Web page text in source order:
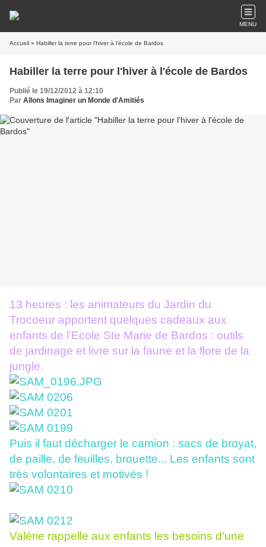
MENU
Accueil » Habiller la terre pour l'hiver à l'école de Bardos
Habiller la terre pour l'hiver à l'école de Bardos
Publié le 19/12/2012 à 12:10
Par Allons Imaginer un Monde d'Amitiés
13 heures : les animateurs du Jardin du
Trocoeur apportent quelques cadeaux aux
enfants de l'Ecole Ste Marie de Bardos : outils
de jardinage et livre sur la faune et la flore de la
jungle.
Puis il faut décharger le camion : sacs de broyat,
de paille, de feuilles, brouette... Les enfants sont
très volontaires et motivés !
Valérie rappelle aux enfants les besoins d'une